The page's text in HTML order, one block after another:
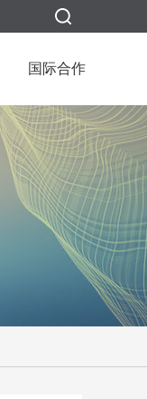
国际合作